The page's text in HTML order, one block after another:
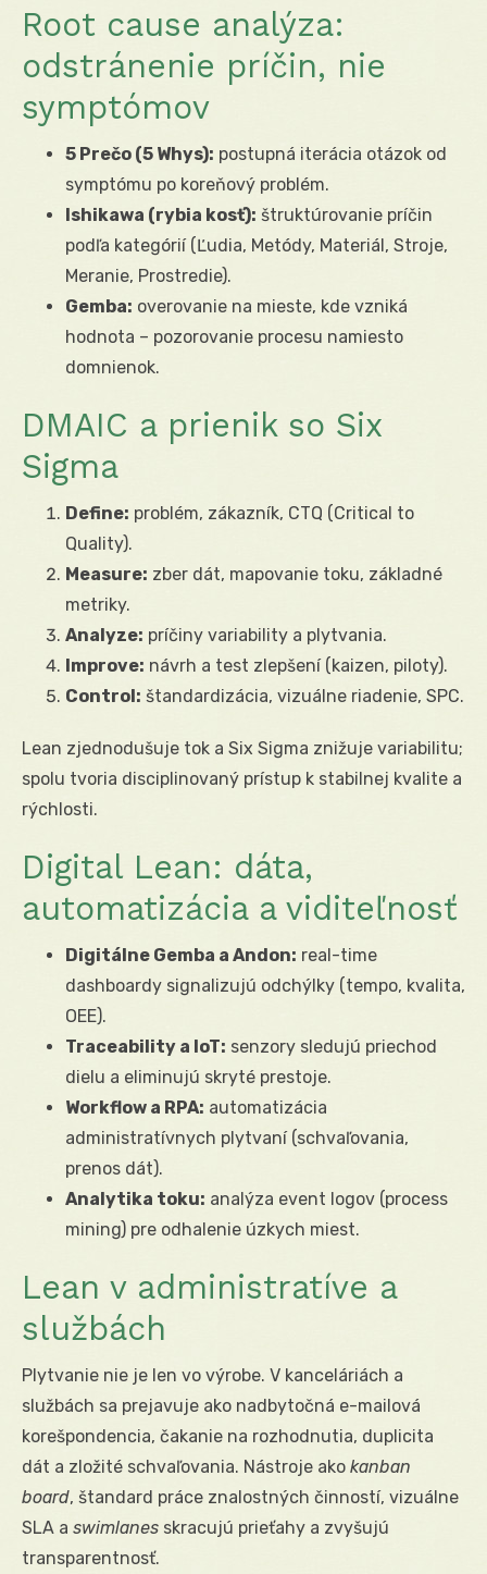
Root cause analýza:
odstránenie príčin, nie
symptómov
5 Prečo (5 Whys): postupná iterácia otázok od
symptómu po koreňový problém.
Ishikawa (rybia kosť): štruktúrovanie príčin
podľa kategórií (Ľudia, Metódy, Materiál, Stroje,
Meranie, Prostredie).
Gemba: overovanie na mieste, kde vzniká
hodnota – pozorovanie procesu namiesto
domnienok.
DMAIC a prienik so Six
Sigma
Define: problém, zákazník, CTQ (Critical to
Quality).
Measure: zber dát, mapovanie toku, základné
metriky.
Analyze: príčiny variability a plytvania.
Improve: návrh a test zlepšení (kaizen, piloty).
Control: štandardizácia, vizuálne riadenie, SPC.
Lean zjednodušuje tok a Six Sigma znižuje variabilitu;
spolu tvoria disciplinovaný prístup k stabilnej kvalite a
rýchlosti.
Digital Lean: dáta,
automatizácia a viditeľnosť
Digitálne Gemba a Andon: real-time
dashboardy signalizujú odchýlky (tempo, kvalita,
OEE).
Traceability a IoT: senzory sledujú priechod
dielu a eliminujú skryté prestoje.
Workflow a RPA: automatizácia
administratívnych plytvaní (schvaľovania,
prenos dát).
Analytika toku: analýza event logov (process
mining) pre odhalenie úzkych miest.
Lean v administratíve a
službách
Plytvanie nie je len vo výrobe. V kanceláriách a
službách sa prejavuje ako nadbytočná e-mailová
korešpondencia, čakanie na rozhodnutia, duplicita
dát a zložité schvaľovania. Nástroje ako kanban
board, štandard práce znalostných činností, vizuálne
SLA a swimlanes skracujú prieťahy a zvyšujú
transparentnosť.